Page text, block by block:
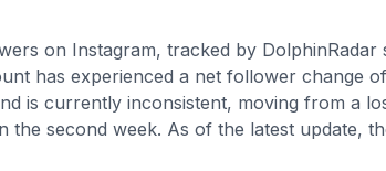
on Instagram, tracked by DolphinRadar
has experienced a net follower change
is currently inconsistent, moving from a
second week. As of the latest update,